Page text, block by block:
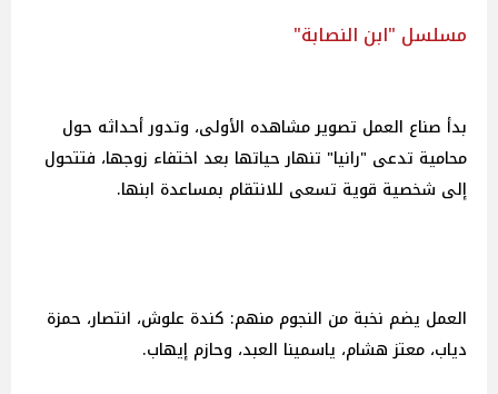
مسلسل "ابن النصابة"
بدأ صناع العمل تصوير مشاهده الأولى، وتدور أحداثه حول
محامية تدعى "رانيا" تنهار حياتها بعد اختفاء زوجها، فتتحول
إلى شخصية قوية تسعى للانتقام بمساعدة ابنها.
العمل يضم نخبة من النجوم منهم: كندة علوش، انتصار، حمزة
دياب، معتز هشام، ياسمينا العبد، وحازم إيهاب.